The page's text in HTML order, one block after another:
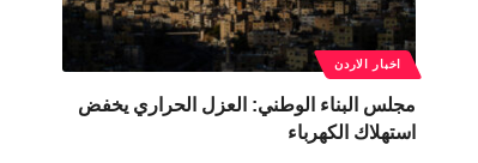
اخبار الاردن
مجلس البناء الوطني: العزل الحراري يخفض
استهلاك الكهرباء